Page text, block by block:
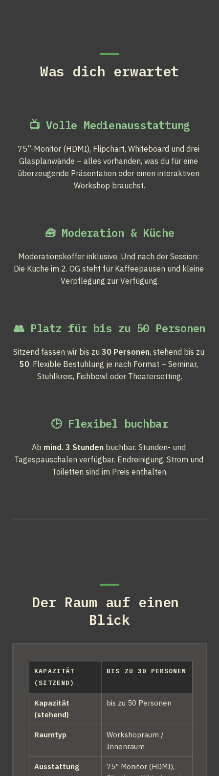
Was dich erwartet
📺 Volle Medienausstattung
75”-Monitor (HDMI), Flipchart, Whiteboard und drei
Glasplanwände – alles vorhanden, was du für eine
überzeugende Präsentation oder einen interaktiven
Workshop brauchst.
🧰 Moderation & Küche
Moderations­koffer inklusive. Und nach der Session:
Die Küche im 2. OG steht für Kaffeepausen und kleine
Verpflegung zur Verfügung.
👥 Platz für bis zu 50 Personen
Sitzend fassen wir bis zu 30 Personen
50. Flexible Bestuhlung je nach Format – Seminar,
Stuhlkreis, Fishbowl oder Theatersetting.
🕒 Flexibel buchbar
Ab mind. 3 Stunden buchbar. Stunden- und
Tagespauschalen verfügbar. Endreinigung, Strom und
Toiletten sind im Preis enthalten.
Der Raum auf einen
Blick
KAPAZITÄT
(SITZEND)
BIS ZU 30 PERSONEN
Kapazität
(stehend)
bis zu 50 Personen
Raumtyp
Workshopraum /
Innenraum
Ausstattung
75" Monitor (HDMI),